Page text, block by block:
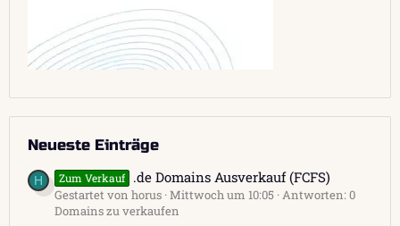
Neueste Einträge
H Zum Verkauf .de Domains Ausverkauf (FCFS)
Gestartet von horus Mittwoch um 10:05 Antworten: 0
Domains zu verkaufen